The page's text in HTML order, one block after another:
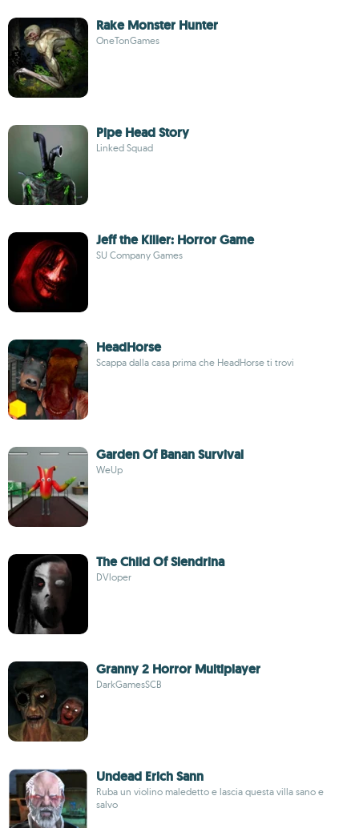
Rake Monster Hunter
OneTonGames
Pipe Head Story
Linked Squad
Jeff the Killer: Horror Game
SU Company Games
HeadHorse
Scappa dalla casa prima che HeadHorse ti trovi
Garden Of Banan Survival
WeUp
The Child Of Slendrina
DVloper
Granny 2 Horror Multiplayer
DarkGamesSCB
Undead Erich Sann
Ruba un violino maledetto e lascia questa villa sano e
salvo